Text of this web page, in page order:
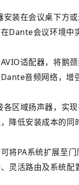
安装在会议桌下方
Dante会议环境中
适配器，将鹅
音频网络，增
各区域扬声器，实
降低安装成本的同
将PA系统扩展至
灵活路由及系统配